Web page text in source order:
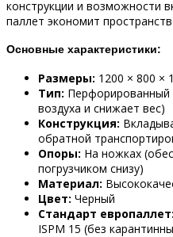
конструкции и возможности
паллет экономит
Основные характеристики:
Размеры: 1200 × 800 ×
Тип: Перфорированный
воздуха и снижает вес)
Конструкция:
обратной
Опоры: На ножках
погрузчиком снизу)
Материал:
Цвет: Черный
Стандарт европаллет:
ISPM 15 (без